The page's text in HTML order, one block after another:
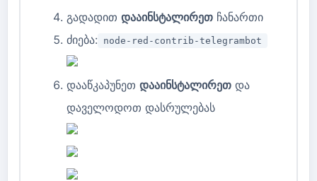
გადადით დააინსტალირეთ ჩანართი
ძიება:
node-red-contrib-telegrambot
დააწკაპუნეთ დააინსტალირეთ და
დაველოდოთ დასრულებას